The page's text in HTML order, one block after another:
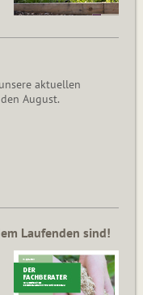
aktuellen
August.
Laufenden sind!